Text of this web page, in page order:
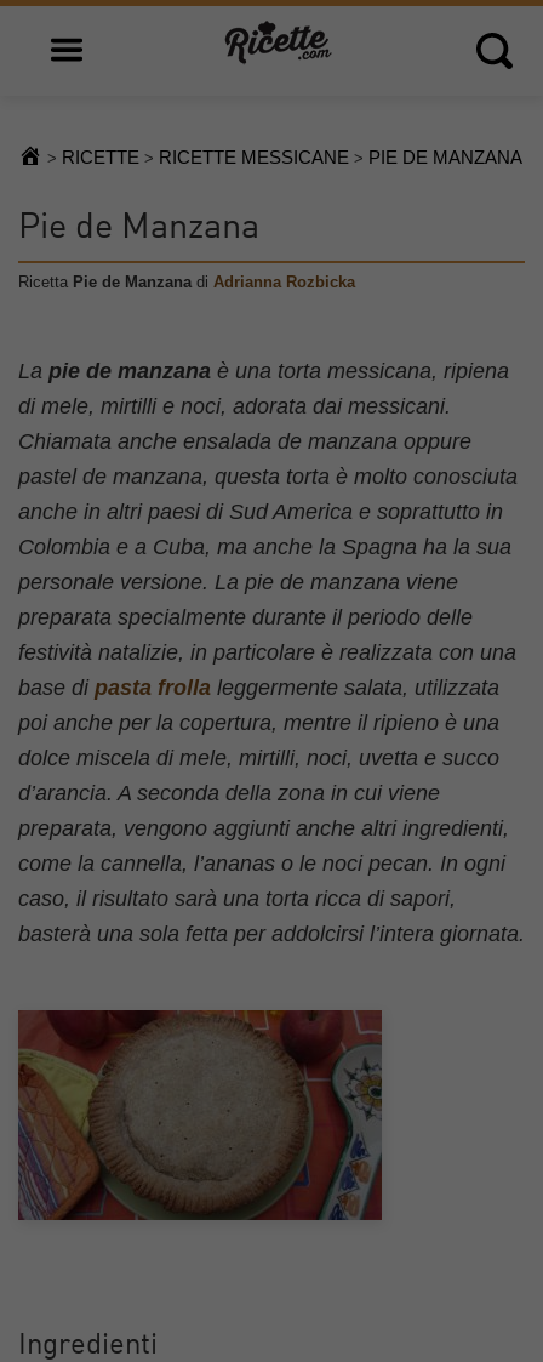
Open main menu Open
> RICETTE > RICETTE MESSICANE > PIE DE MANZANA
Pie de Manzana
Ricetta Pie de Manzana di Adrianna Rozbicka
La pie de manzana è una torta messicana, ripiena
di mele, mirtilli e noci, adorata dai messicani.
Chiamata anche ensalada de manzana oppure
pastel de manzana, questa torta è molto conosciuta
anche in altri paesi di Sud America e soprattutto in
Colombia e a Cuba, ma anche la Spagna ha la sua
personale versione. La pie de manzana viene
preparata specialmente durante il periodo delle
festività natalizie, in particolare è realizzata con una
base di pasta frolla leggermente salata, utilizzata
poi anche per la copertura, mentre il ripieno è una
dolce miscela di mele, mirtilli, noci, uvetta e succo
d’arancia. A seconda della zona in cui viene
preparata, vengono aggiunti anche altri ingredienti,
come la cannella, l’ananas o le noci pecan. In ogni
caso, il risultato sarà una torta ricca di sapori,
basterà una sola fetta per addolcirsi l’intera giornata.
Ingredienti